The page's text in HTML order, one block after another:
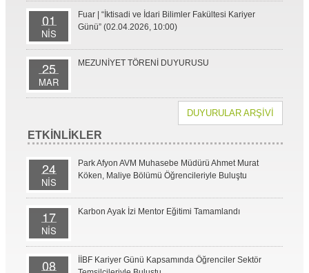
01
NİS
Fuar | “İktisadi ve İdari Bilimler Fakültesi Kariyer
Günü” (02.04.2026, 10:00)
25
MAR
MEZUNİYET TÖRENİ DUYURUSU
DUYURULAR ARŞİVİ
ETKİNLİKLER
24
NİS
Park Afyon AVM Muhasebe Müdürü Ahmet Murat
Köken, Maliye Bölümü Öğrencileriyle Buluştu
17
NİS
Karbon Ayak İzi Mentor Eğitimi Tamamlandı
08
İİBF Kariyer Günü Kapsamında Öğrenciler Sektör